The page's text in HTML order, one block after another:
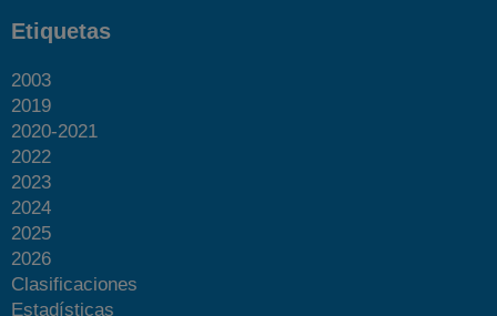
Etiquetas
2003
2019
2020-2021
2022
2023
2024
2025
2026
Clasificaciones
Estadísticas